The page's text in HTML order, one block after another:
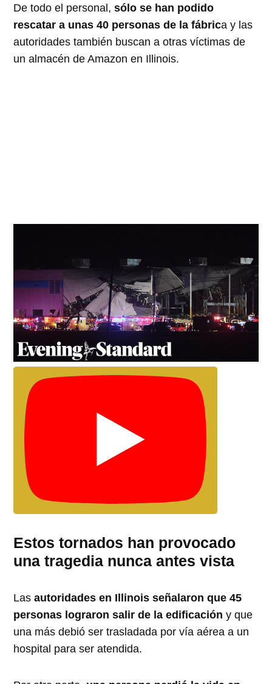
De todo el personal,sólo se han podido
rescatar a unas 40 personas de la fábrica y las
autoridades también buscan a otras víctimas de
un almacén de Amazon en Illinois.
Estos tornados han provocado
una tragedia nunca antes vista
Lasautoridades en Illinois señalaron que 45
personas lograron salir de la edificación y que
una más debió ser trasladada por vía aérea a un
hospital para ser atendida.